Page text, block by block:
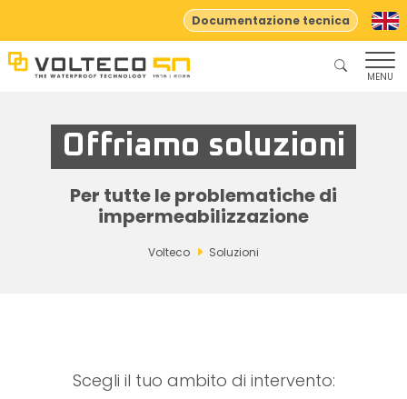
Documentazione tecnica
MENU
Offriamo soluzioni
Per tutte le problematiche di
impermeabilizzazione
Volteco Soluzioni
Scegli il tuo ambito di intervento: